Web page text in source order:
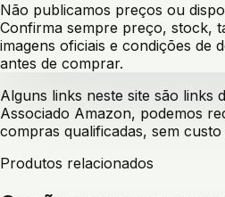
Não publicamos preços ou
Confirma sempre preço, stock,
imagens oficiais e condições de
antes de comprar.
Alguns links neste site são links
Associado Amazon, podemos
compras qualificadas, sem
Produtos relacionados